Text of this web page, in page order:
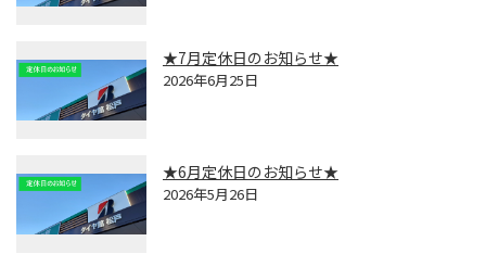
★7月定休日のお知らせ★
2026年6月25日
★6月定休日のお知らせ★
2026年5月26日